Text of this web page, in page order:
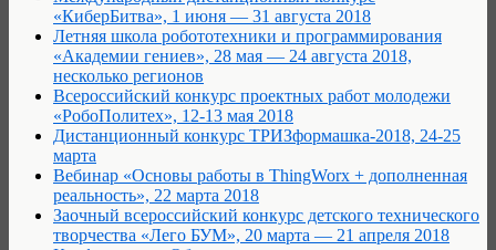
«КиберБитва», 1 июня — 31 августа 2018
Летняя школа робототехники и программирования
«Академии гениев», 28 мая — 24 августа 2018,
несколько регионов
Всероссийский конкурс проектных работ молодежи
«РобоПолитех», 12-13 мая 2018
Дистанционный конкурс ТРИЗформашка-2018, 24-25
марта
Вебинар «Основы работы в ThingWorx + дополненная
реальность», 22 марта 2018
Заочный всероссийский конкурс детского технического
творчества «Лего БУМ», 20 марта — 21 апреля 2018